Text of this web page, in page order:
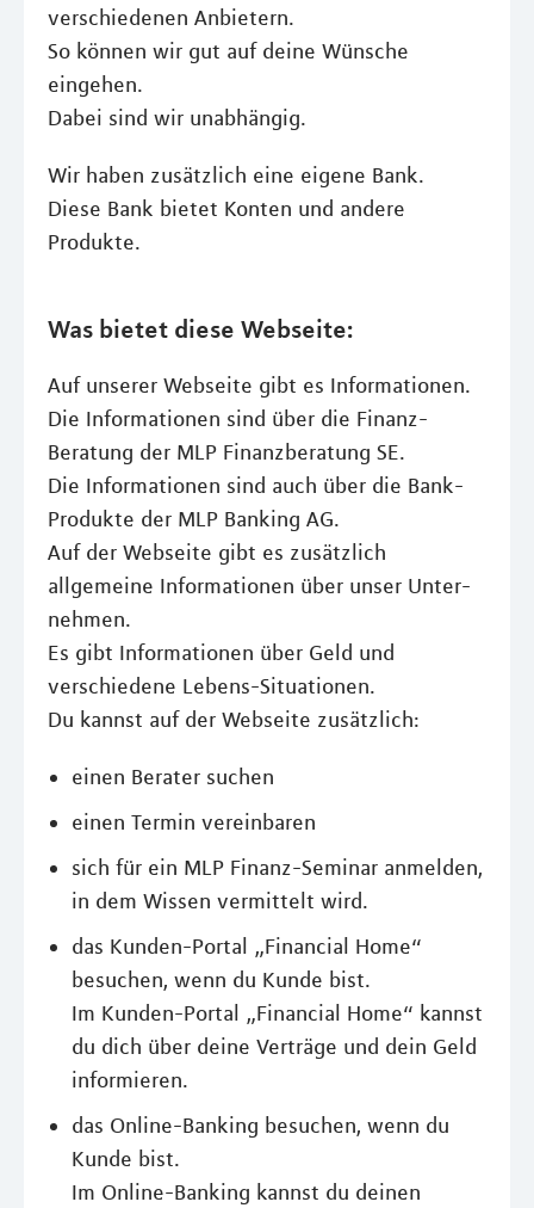
verschiedenen Anbietern.
So können wir gut auf deine Wünsche
eingehen.
Dabei sind wir unabhängig.
Wir haben zusätzlich eine eigene Bank.
Diese Bank bietet Konten und andere
Produkte.
Was bietet diese Webseite:
Auf unserer Webseite gibt es Informationen.
Die Informationen sind über die Finanz-
Beratung der MLP Finanzberatung SE.
Die Informationen sind auch über die Bank-
Produkte der MLP Banking AG.
Auf der Webseite gibt es zusätzlich
allgemeine Informationen über unser Unter-
nehmen.
Es gibt Informationen über Geld und
verschiedene Lebens-Situationen.
Du kannst auf der Webseite zusätzlich:
einen Berater suchen
einen Termin vereinbaren
sich für ein MLP Finanz-Seminar anmelden,
in dem Wissen vermittelt wird.
das Kunden-Portal „Financial Home“
besuchen, wenn du Kunde bist.
Im Kunden-Portal „Financial Home“ kannst
du dich über deine Verträge und dein Geld
informieren.
das Online-Banking besuchen, wenn du
Kunde bist.
Im Online-Banking kannst du deinen